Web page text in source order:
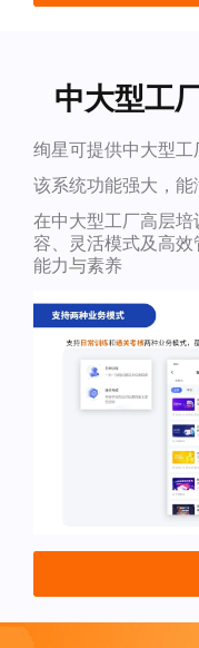
中大型工
绚星可提供中大型
该系统功能强大，
在中大型工厂高层
容、灵活模式及高
能力与素养